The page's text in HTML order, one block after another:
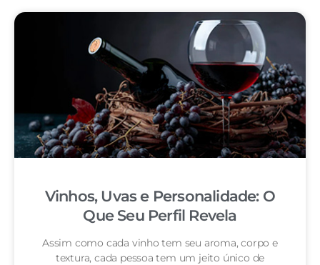
Vinhos, Uvas e Personalidade: O
Que Seu Perfil Revela
Assim como cada vinho tem seu aroma, corpo e
textura, cada pessoa tem um jeito único de